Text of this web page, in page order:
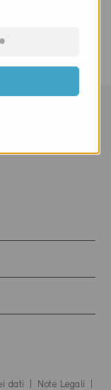
dati Note Legali